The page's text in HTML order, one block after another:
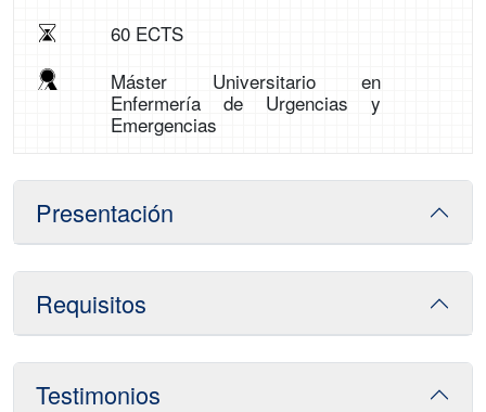
60 ECTS
Máster Universitario en
Enfermería de Urgencias y
Emergencias
Presentación
Requisitos
Testimonios